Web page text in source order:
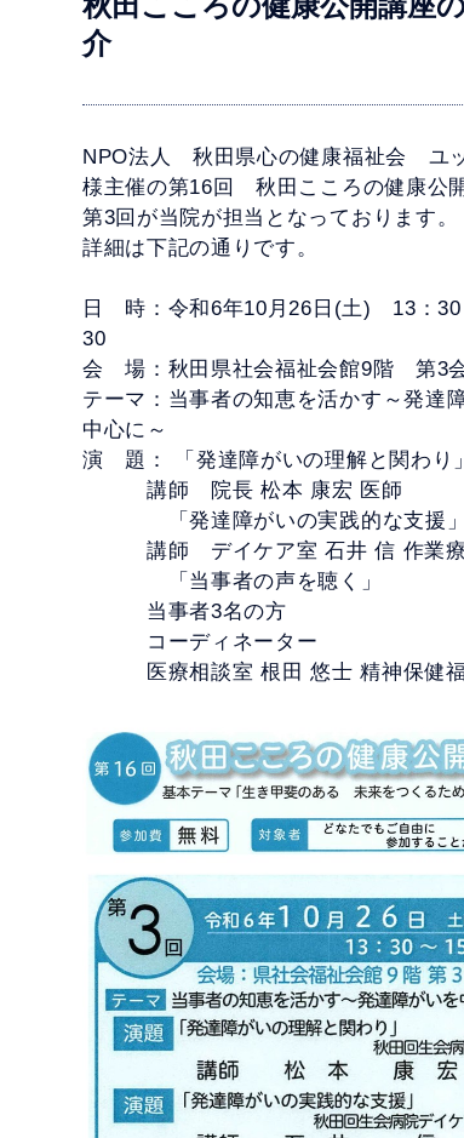
介
NPO法人 秋田県心の健康福祉会 ユ
様主催の第16回 秋田こころの健康公
第3回が当院が担当となっております。
詳細は下記の通りです。
日 時：令和6年10月26日(土) 13：30
30
会 場：秋田県社会福祉会館9階 第3
テーマ：当事者の知恵を活かす～発達
中心に～
演 題： 「発達障がいの理解と関わり」
講師 院長 松本 康宏 医師
「発達障がいの実践的な支援」
講師 デイケア室 石井 信 作業療
「当事者の声を聴く」
当事者3名の方
コーディネーター
医療相談室 根田 悠士 精神保健